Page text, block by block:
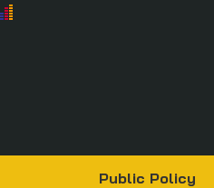
Public Policy